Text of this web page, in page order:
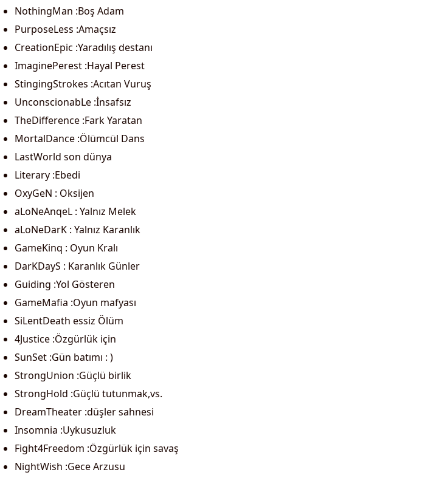
NothingMan :Boş Adam
PurposeLess :Amaçsız
CreationEpic :Yaradılış destanı
ImaginePerest :Hayal Perest
StingingStrokes :Acıtan Vuruş
UnconscionabLe :İnsafsız
TheDifference :Fark Yaratan
MortalDance :Ölümcül Dans
LastWorld son dünya
Literary :Ebedi
OxyGeN : Oksijen
aLoNeAnqeL : Yalnız Melek
aLoNeDarK : Yalnız Karanlık
GameKinq : Oyun Kralı
DarKDayS : Karanlık Günler
Guiding :Yol Gösteren
GameMafia :Oyun mafyası
SiLentDeath essiz Ölüm
4Justice :Özgürlük için
SunSet :Gün batımı : )
StrongUnion :Güçlü birlik
StrongHold :Güçlü tutunmak,vs.
DreamTheater :düşler sahnesi
Insomnia :Uykusuzluk
Fight4Freedom :Özgürlük için savaş
NightWish :Gece Arzusu